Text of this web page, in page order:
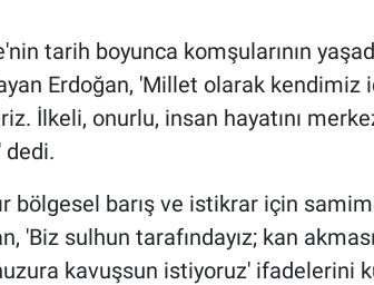
tarih boyunca komşularının
Erdoğan, 'Millet olarak
İlkeli, onurlu, insan hayatını
dedi.
bölgesel barış ve istikrar için
'Biz sulhun tarafındayız; kan
kavuşsun istiyoruz' ifadelerini